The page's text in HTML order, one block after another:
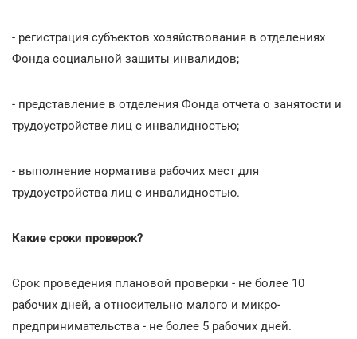
- регистрация субъектов хозяйствования в отделениях
Фонда социальной защиты инвалидов;
- представление в отделения Фонда отчета о занятости и
трудоустройстве лиц с инвалидностью;
- выполнение норматива рабочих мест для
трудоустройства лиц с инвалидностью.
Какие сроки проверок?
Срок проведения плановой проверки - не более 10
рабочих дней, а относительно малого и микро-
предпринимательства - не более 5 рабочих дней.